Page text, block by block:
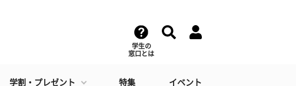
学生の
窓口とは
学割・プレゼント 特集 イベント